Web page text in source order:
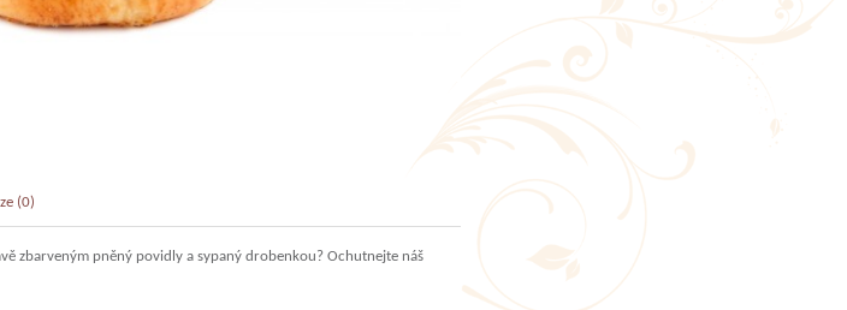
(0)
zbarveným pněný povidly a sypaný drobenkou? Ochutnejte náš